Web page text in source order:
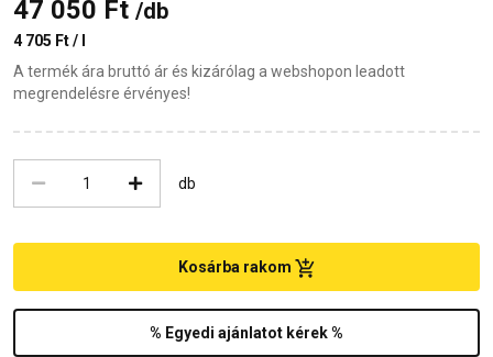
47 050 Ft /db
4 705 Ft / l
A termék ára bruttó ár és kizárólag a webshopon leadott
megrendelésre érvényes!
db
% Egyedi ajánlatot kérek %
Kosárba rakom